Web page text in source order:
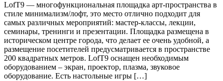
LofT9 — многофункциональная площадка арт-пространства в
стиле минимализм/лофт, это место отлично подходит для
самых различных мероприятий: мастер-классы, лекции,
семинары, тренинги и презентации. Площадка размещена в
историческом центре города, что делает ее очень удобной, а
размещение посетителей предусматривается в пространстве
200 квадратных метров. LofT9 оснащен необходимым
оборудованием – экран, проектор, плазма, звуковое
оборудование. Есть настольные игры […]